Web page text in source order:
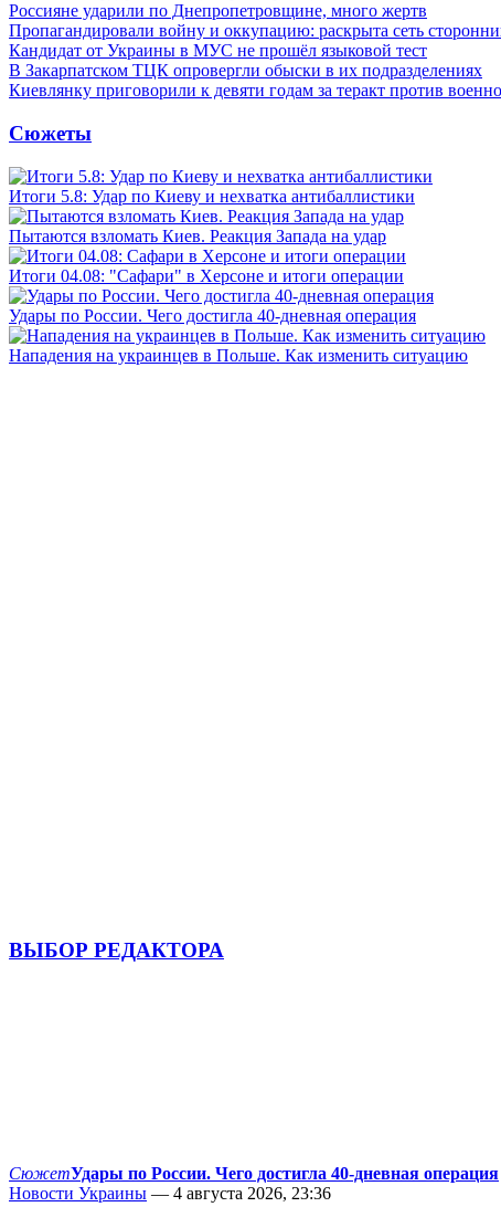
Россияне ударили по Днепропетровщине, много жертв
Пропагандировали войну и оккупацию: раскрыта сеть
Кандидат от Украины в МУС не прошёл языковой тест
В Закарпатском ТЦК опровергли обыски в их подразделениях
Киевлянку приговорили к девяти годам за теракт против
Сюжеты
Итоги 5.8: Удар по Киеву и нехватка антибаллистики
Пытаются взломать Киев. Реакция Запада на удар
Итоги 04.08: "Сафари" в Херсоне и итоги операции
Удары по России. Чего достигла 40-дневная операция
Нападения на украинцев в Польше. Как изменить ситуацию
ВЫБОР РЕДАКТОРА
СюжетУдары по России. Чего достигла 40-дневная операция
Новости Украины — 4 августа 2026, 23:36